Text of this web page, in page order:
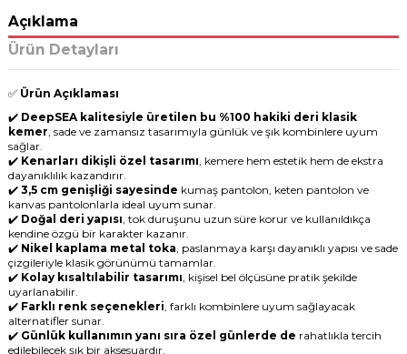
Açıklama
Ürün Detayları
✅ Ürün Açıklaması
✔️ DeepSEA kalitesiyle üretilen bu %100 hakiki deri klasik
kemer , sade ve zamansız tasarımıyla günlük ve şık kombinlere uyum
sağlar.
✔️ Kenarları dikişli özel tasarımı , kemere hem estetik hem de ekstra
dayanıklılık kazandırır.
✔️ 3,5 cm genişliği sayesinde kumaş pantolon, keten pantolon ve
kanvas pantolonlarla ideal uyum sunar.
✔️ Doğal deri yapısı , tok duruşunu uzun süre korur ve kullanıldıkça
kendine özgü bir karakter kazanır.
✔️ Nikel kaplama metal toka , paslanmaya karşı dayanıklı yapısı ve sade
çizgileriyle klasik görünümü tamamlar.
✔️ Kolay kısaltılabilir tasarımı , kişisel bel ölçüsüne pratik şekilde
uyarlanabilir.
✔️ Farklı renk seçenekleri , farklı kombinlere uyum sağlayacak
alternatifler sunar.
✔️ Günlük kullanımın yanı sıra özel günlerde de rahatlıkla tercih
edilebilecek şık bir aksesuardır.